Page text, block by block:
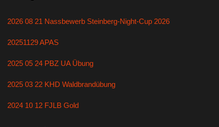
2026 08 21 Nassbewerb Steinberg-Night-Cup 2026
20251129 APAS
2025 05 24 PBZ UA Übung
2025 03 22 KHD Waldbrandübung
2024 10 12 FJLB Gold